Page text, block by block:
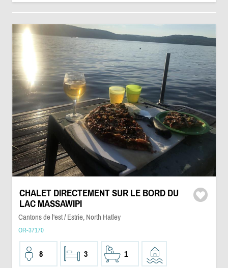
CHALET DIRECTEMENT SUR LE BORD DU
LAC MASSAWIPI
Cantons de l'est / Estrie, North Hatley
OR-37170
8 3 1